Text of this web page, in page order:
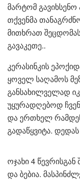
მარტომ
თქვენმა
მითხრათ
გავაკეთე..
კერასინკის
ყოველ საღამოს
განსახილველად
უყურადღებოდ
და ერთხელ
გადაწყვიტა.
ოჯახი 4
და ბებია.